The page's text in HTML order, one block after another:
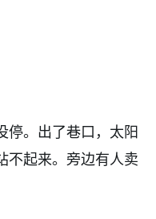
停。出了巷口，太阳
不起来。旁边有人卖